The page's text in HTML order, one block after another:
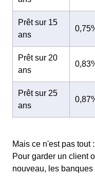
Prêt sur 15
ans
Prêt sur 20
ans
Prêt sur 25
ans
Mais ce n'est pas tout :
Pour garder un client
nouveau, les